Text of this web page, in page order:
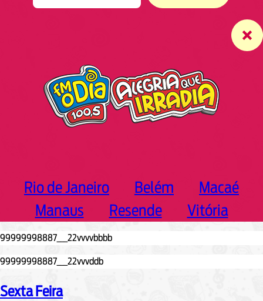
Rio de Janeiro Belém
Macaé
Manaus
Resende Vitória
Sexta Feira